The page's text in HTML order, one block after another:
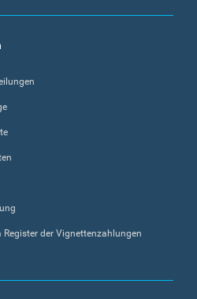
der Vignettenzahlungen